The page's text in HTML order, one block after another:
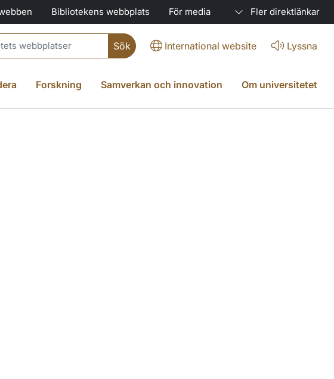
Bibliotekens webbplats För media Fler direktlänkar
International website Lyssna
Forskning Samverkan och innovation Om universitetet